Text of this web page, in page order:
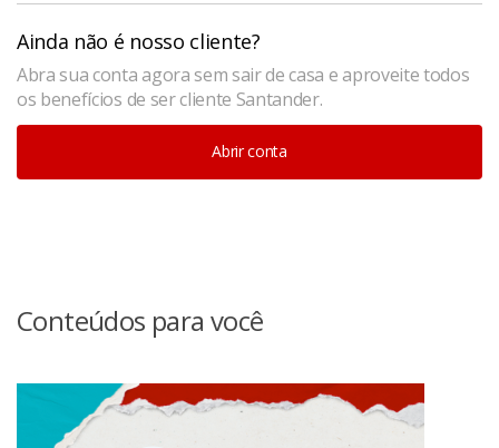
Ainda não é nosso cliente?
Abra sua conta agora sem sair de casa e aproveite todos
os benefícios de ser cliente Santander.
Abrir conta
Conteúdos para você